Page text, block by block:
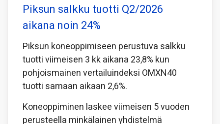
Piksun salkku tuotti Q2/2026
aikana noin 24%
Piksun koneoppimiseen perustuva salkku
tuotti viimeisen 3 kk aikana 23,8% kun
pohjoismainen vertailuindeksi OMXN40
tuotti samaan aikaan 2,6%.
Koneoppiminen laskee viimeisen 5 vuoden
perusteella minkälainen yhdistelmä